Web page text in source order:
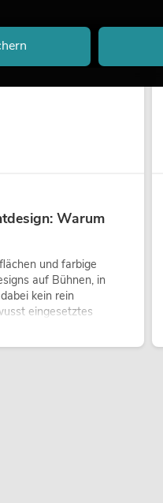
Warum
und farbige
auf Bühnen, in
kein rein
eingesetztes
gibt Szenen
emotionaler